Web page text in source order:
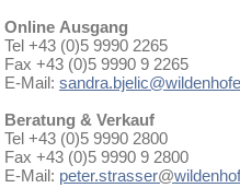
Online Ausgang
Tel +43 (0)5 9990 2265
Fax +43 (0)5 9990 9 2265
E-Mail:
Beratung & Verkauf
Tel +43 (0)5 9990 2800
Fax +43 (0)5 9990 9 2800
E-Mail: peter.strasser@